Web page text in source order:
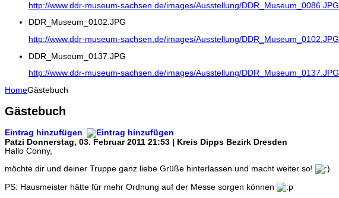
http://www.ddr-museum-sachsen.de/images/Ausstellung/DDR_Museum_0086.JPG
DDR_Museum_0102.JPG
http://www.ddr-museum-sachsen.de/images/Ausstellung/DDR_Museum_0102.JPG
DDR_Museum_0137.JPG
http://www.ddr-museum-sachsen.de/images/Ausstellung/DDR_Museum_0137.JPG
HomeGästebuch
Gästebuch
Eintrag hinzufügen
Patzi Donnerstag, 03. Februar 2011 21:53 | Kreis Dipps Bezirk Dresden
Hallo Conny,
möchte dir und deiner Truppe ganz liebe Grüße hinterlassen und macht weiter so!
PS: Hausmeister hätte für mehr Ordnung auf der Messe sorgen können